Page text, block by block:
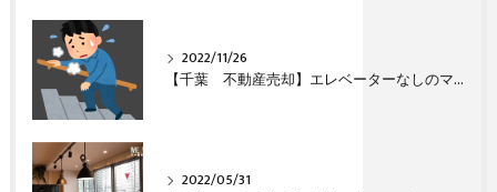
2022/11/26
【千葉 不動産売却】エレベーターなしのマンション（団地）は売れますか？
2022/05/31